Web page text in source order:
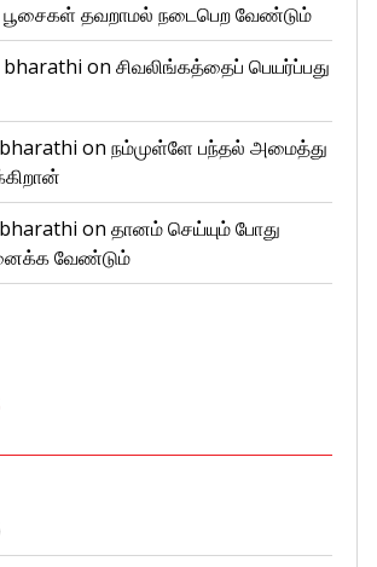
பூசைகள் தவறாமல் நடைபெற வேண்டும்
on சிவலிங்கத்தைப் பெயர்ப்பது
on நம்முள்ளே பந்தல் அமைத்து
on தானம் செய்யும் போது
வேண்டும்